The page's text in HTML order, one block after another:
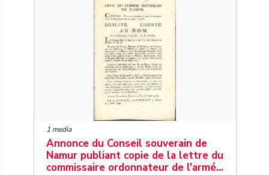
1 media
Annonce du Conseil souverain de
Namur publiant copie de la lettre du
commissaire ordonnateur de l'armé…